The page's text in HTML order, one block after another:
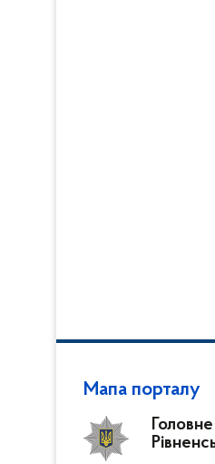
Мапа порталу
Головне